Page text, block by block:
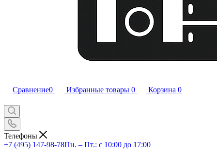
Сравнение0 Избранные товары 0 Корзина 0
Телефоны
+7 (495) 147-98-78Пн. – Пт.: с 10:00 до 17:00